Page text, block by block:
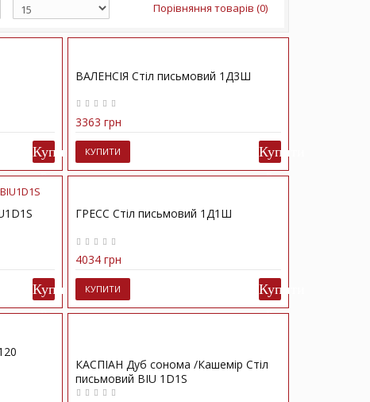
Порівняння товарів (0)
ВАЛЕНСІЯ Стіл письмовий 1Д3Ш
3363 грн
КУПИТИ
ГРЕСС Стіл письмовий 1Д1Ш
4034 грн
КУПИТИ
КАСПІАН Дуб сонома /Кашемір Стіл
письмовий BIU 1D1S